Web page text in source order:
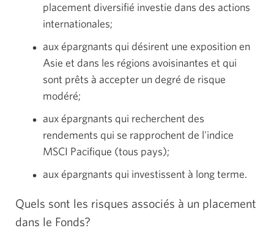
placement diversifié investie dans des actions
internationales;
aux épargnants qui désirent une exposition en
Asie et dans les régions avoisinantes et qui
sont prêts à accepter un degré de risque
modéré;
aux épargnants qui recherchent des
rendements qui se rapprochent de l'indice
MSCI Pacifique (tous pays);
aux épargnants qui investissent à long terme.
Quels sont les risques associés à un placement
dans le Fonds?